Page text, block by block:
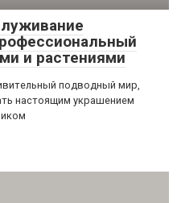
и растениями
подводный мир,
настоящим украшением